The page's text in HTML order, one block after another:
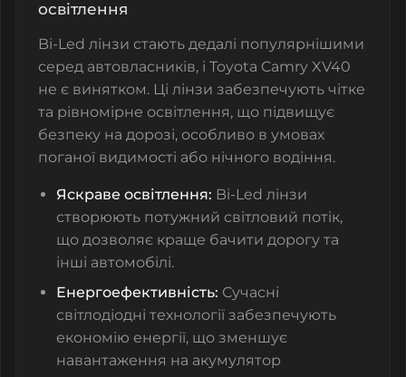
освітлення
Bi-Led лінзи стають дедалі популярнішими
серед автовласників, і Toyota Camry XV40
не є винятком. Ці лінзи забезпечують чітке
та рівномірне освітлення, що підвищує
безпеку на дорозі, особливо в умовах
поганої видимості або нічного водіння.
Яскраве освітлення: Bi-Led лінзи
створюють потужний світловий потік,
що дозволяє краще бачити дорогу та
інші автомобілі.
Енергоефективність: Сучасні
світлодіодні технології забезпечують
економію енергії, що зменшує
навантаження на акумулятор